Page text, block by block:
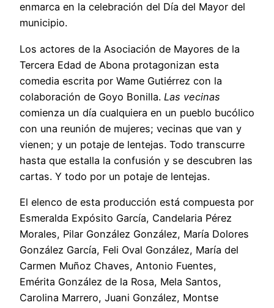
enmarca en la celebración del Día del Mayor del
municipio.
Los actores de la Asociación de Mayores de la
Tercera Edad de Abona protagonizan esta
comedia escrita por Wame Gutiérrez con la
colaboración de Goyo Bonilla. Las vecinas
comienza un día cualquiera en un pueblo bucólico
con una reunión de mujeres; vecinas que van y
vienen; y un potaje de lentejas. Todo transcurre
hasta que estalla la confusión y se descubren las
cartas. Y todo por un potaje de lentejas.
El elenco de esta producción está compuesta por
Esmeralda Expósito García, Candelaria Pérez
Morales, Pilar González González, María Dolores
González García, Feli Oval González, María del
Carmen Muñoz Chaves, Antonio Fuentes,
Emérita González de la Rosa, Mela Santos,
Carolina Marrero, Juani González, Montse